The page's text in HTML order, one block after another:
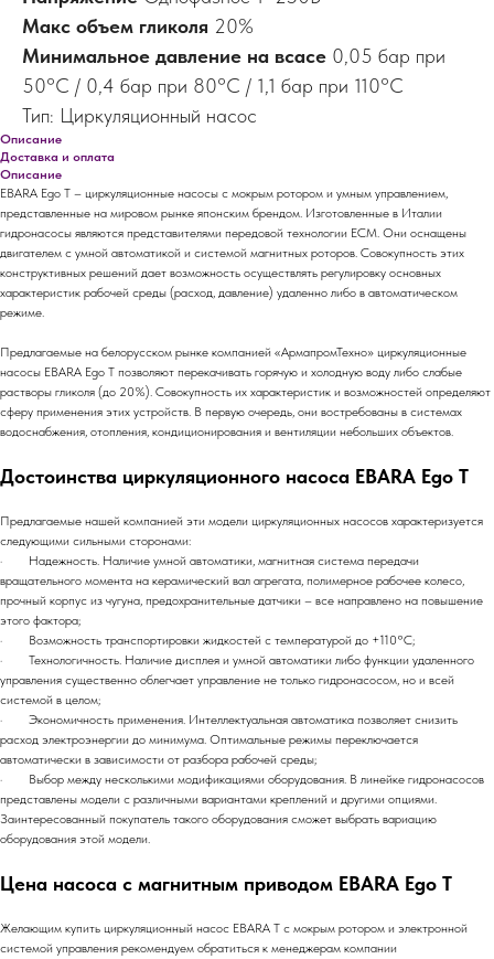
Макс объем гликоля 20%
Минимальное давление на всасе 0,05 бар при
50°C / 0,4 бар при 80°C / 1,1 бар при 110°C
Тип: Циркуляционный насос
Описание
Доставка и оплата
Описание
EBARA Ego T – циркуляционные насосы с мокрым ротором и умным управлением,
представленные на мировом рынке японским брендом. Изготовленные в Италии
гидронасосы являются представителями передовой технологии ECM. Они оснащены
двигателем с умной автоматикой и системой магнитных роторов. Совокупность этих
конструктивных решений дает возможность осуществлять регулировку основных
характеристик рабочей среды (расход, давление) удаленно либо в автоматическом
режиме.
Предлагаемые на белорусском рынке компанией «АрмапромТехно» циркуляционные
насосы EBARA Ego T позволяют перекачивать горячую и холодную воду либо слабые
растворы гликоля (до 20%). Совокупность их характеристик и возможностей определяют
сферу применения этих устройств. В первую очередь, они востребованы в системах
водоснабжения, отопления, кондиционирования и вентиляции небольших объектов.
Достоинства циркуляционного насоса EBARA Ego T
Предлагаемые нашей компанией эти модели циркуляционных насосов характеризуется
следующими сильными сторонами:
· Надежность. Наличие умной автоматики, магнитная система передачи
вращательного момента на керамический вал агрегата, полимерное рабочее колесо,
прочный корпус из чугуна, предохранительные датчики – все направлено на повышение
этого фактора;
· Возможность транспортировки жидкостей с температурой до +110°C;
· Технологичность. Наличие дисплея и умной автоматики либо функции удаленного
управления существенно облегчает управление не только гидронасосом, но и всей
системой в целом;
· Экономичность применения. Интеллектуальная автоматика позволяет снизить
расход электроэнергии до минимума. Оптимальные режимы переключается
автоматически в зависимости от разбора рабочей среды;
· Выбор между несколькими модификациями оборудования. В линейке гидронасосов
представлены модели с различными вариантами креплений и другими опциями.
Заинтересованный покупатель такого оборудования сможет выбрать вариацию
оборудования этой модели.
Цена насоса с магнитным приводом EBARA Ego T
Желающим купить циркуляционный насос EBARA T с мокрым ротором и электронной
системой управления рекомендуем обратиться к менеджерам компании